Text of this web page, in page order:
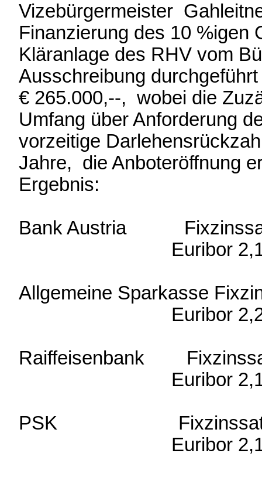
Vizebürgermeister
Finanzierung des 10 %igen
Kläranlage des RHV vom
Ausschreibung
€ 265.000,--, wobei die
Umfang über Anforderung
vorzeitige
Jahre, die Anboteröffnung
Ergebnis:
Bank Austria
Euribor 2,181% +
Allgemeine Sparkasse
Euribor 2,215 % +
Raiffeisenbank
Euribor 2,19 % +
PSK Fixzinssatz
Euribor 2,184 % +